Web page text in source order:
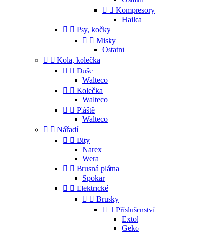
  Kompresory
Hailea
  Psy, kočky
  Misky
Ostatní
  Kola, kolečka
  Duše
Walteco
  Kolečka
Walteco
  Pláště
Walteco
  Nářadí
  Bity
Narex
Wera
  Brusná plátna
Spokar
  Elektrické
  Brusky
  Příslušenství
Extol
Geko